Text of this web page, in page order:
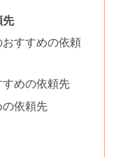
先
すすめの依頼
めの依頼先
依頼先